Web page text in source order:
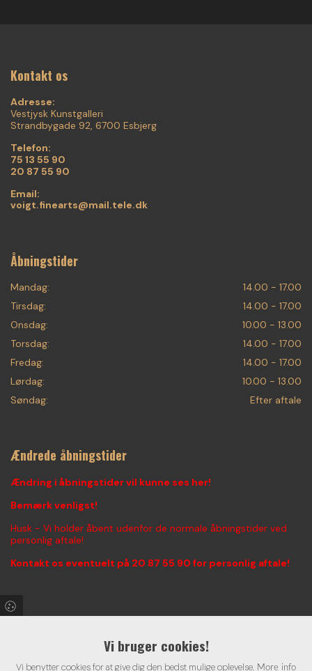
Kontakt os
Adresse:
Vestjysk Kunstgalleri
Strandbygade 92, 6700 Esbjerg
Telefon:
75 13 55 90
20 87 55 90
Email:
voigt.finearts@mail.tele.dk
Åbningstider
Mandag:
14.00 - 17.00
Tirsdag:
14.00 - 17.00
Onsdag:
10.00 - 13.00
Torsdag:
14.00 - 17.00
Fredag:
14.00 - 17.00
Lørdag:
10.00 - 13.00
Søndag:
Efter aftale
Ændrede åbningstider
Ændring i åbningstider vil kunne ses her!
Bemærk venligst!
Husk - Vi holder åbent udenfor de normale åbningstider ved
personlig aftale!
Kontakt os eventuelt på 20 87 55 90 for personlig aftale!
Følg med i vores seneste aktiviter, konkurrencer, og alt hvad
Vi bruger cookies!
Vi benytter cookies for at give dig den bedst mulige oplevelse. More info